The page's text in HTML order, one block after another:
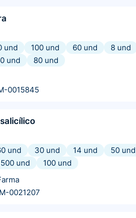
und 100 und 60 und
8 und
und
80 und
0015845
und 30 und 14 und
50 und
und
100 und
0021207